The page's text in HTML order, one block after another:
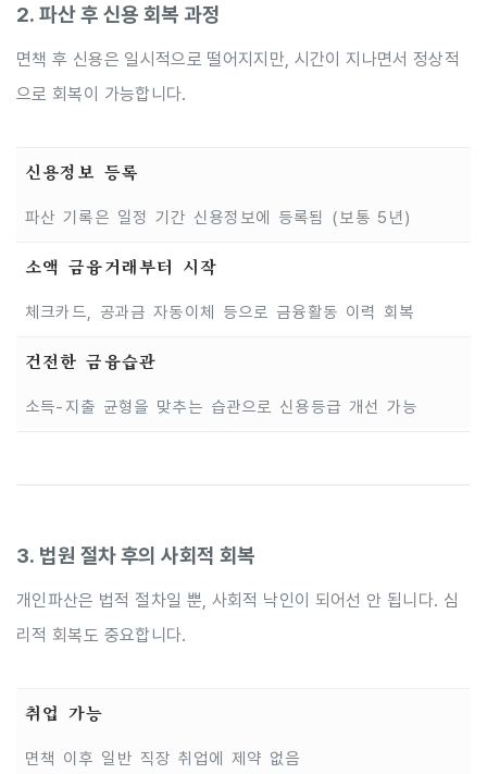
2. 파산 후 신용 회복 과정
면책 후 신용은 일시적으로 떨어지지만, 시간이 지나면서 정상적
으로 회복이 가능합니다.
신용정보 등록
파산 기록은 일정 기간 신용정보에 등록됨 (보통 5년)
소액 금융거래부터 시작
체크카드, 공과금 자동이체 등으로 금융활동 이력 회복
건전한 금융습관
소득-지출 균형을 맞추는 습관으로 신용등급 개선 가능
3. 법원 절차 후의 사회적 회복
개인파산은 법적 절차일 뿐, 사회적 낙인이 되어선 안 됩니다. 심
리적 회복도 중요합니다.
취업 가능
면책 이후 일반 직장 취업에 제약 없음